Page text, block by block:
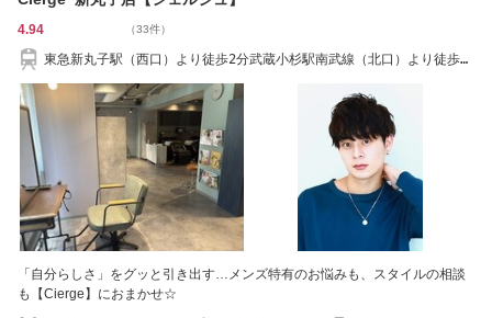
4.94 （33件）
東急新丸子駅（西口）より徒歩2分武蔵小杉駅南武線（北口）より徒歩７
「自分らしさ」をグッと引き出す…メンズ特有のお悩みも、スタイルの相談
も【Cierge】におまかせ☆